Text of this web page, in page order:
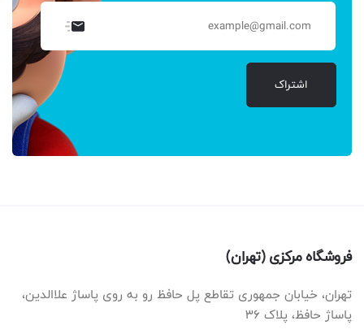
اشتراک
فروشگاه مرکزی (تهران)
تهران، خیابان جمهوری تقاطع پل حافظ رو به روی پاساژ علاالدین،
پاساژ حافظ، پلاک ۳۶